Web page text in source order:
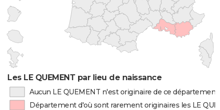
Les LE QUEMENT par lieu de naissance
Aucun LE QUEMENT n'est originaire de ce département
Département d'où sont rarement originaires les LE